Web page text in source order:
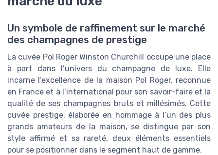
Un symbole de raffinement sur le marché
des champagnes de prestige
La cuvée Pol Roger Winston Churchill occupe une place
à part dans l’univers du champagne de luxe. Elle
incarne l’excellence de la maison Pol Roger, reconnue
en France et à l’international pour son savoir-faire et la
qualité de ses champagnes bruts et millésimés. Cette
cuvée prestige, élaborée en hommage à l’un des plus
grands amateurs de la maison, se distingue par son
style affirmé et sa rareté, deux éléments essentiels
pour se positionner dans le segment haut de gamme.